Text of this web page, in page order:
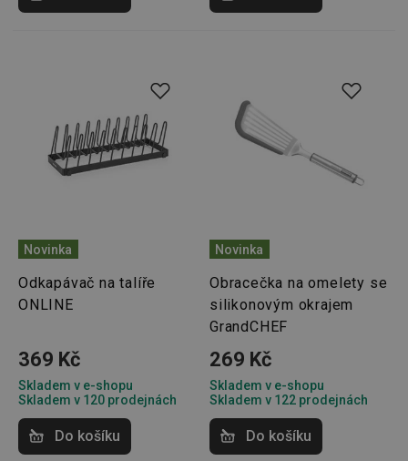
Novinka
Odkapávač na talíře
ONLINE
369 Kč
Skladem v e-shopu
Skladem v 120 prodejnách
Do košíku
Novinka
Obracečka na omelety se
silikonovým okrajem
GrandCHEF
269 Kč
Skladem v e-shopu
Skladem v 122 prodejnách
Do košíku